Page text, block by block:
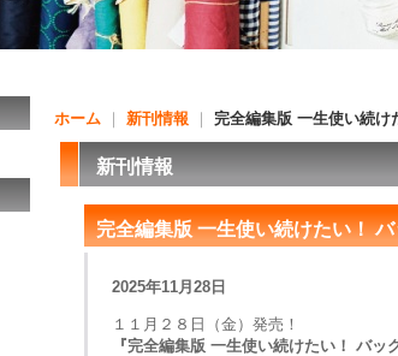
ホーム 新刊情報 完全編集版 一生使い続け
新刊情報
完全編集版 一生使い続けたい！
2025年11月28日
１１月２８日（金）発売！
『完全編集版 一生使い続けたい！ バッ